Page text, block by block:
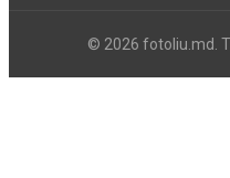
© 2026 fotoliu.md.